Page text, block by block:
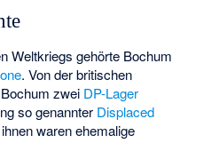
Weltkriegs gehörte Bochum
. Von der britischen
zwei DP-Lager
so genannter Displaced
waren ehemalige